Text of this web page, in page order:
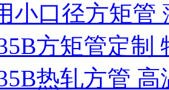
小口径方矩
方矩管定
热轧方管